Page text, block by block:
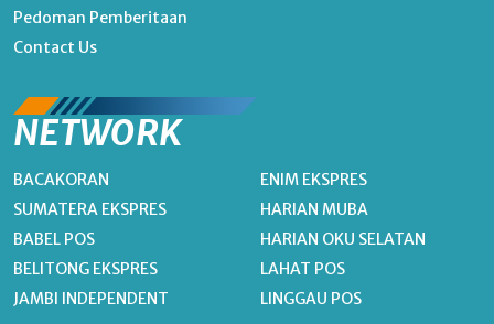
Pedoman Pemberitaan
Contact Us
NETWORK
BACAKORAN
SUMATERA EKSPRES
BABEL POS
BELITONG EKSPRES
JAMBI INDEPENDENT
ENIM EKSPRES
HARIAN MUBA
HARIAN OKU SELATAN
LAHAT POS
LINGGAU POS